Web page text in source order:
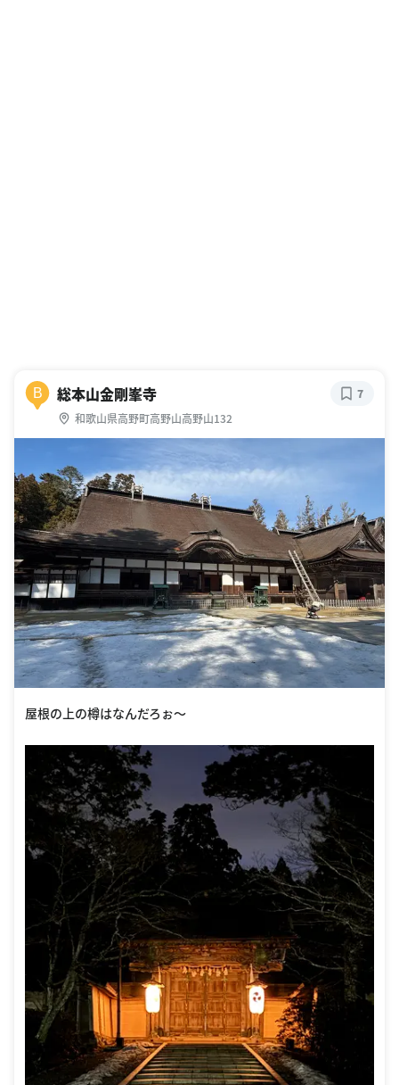
B 総本山金剛峯寺
和歌山県高野町高野山高野山132
7
屋根の上の樽はなんだろぉ〜